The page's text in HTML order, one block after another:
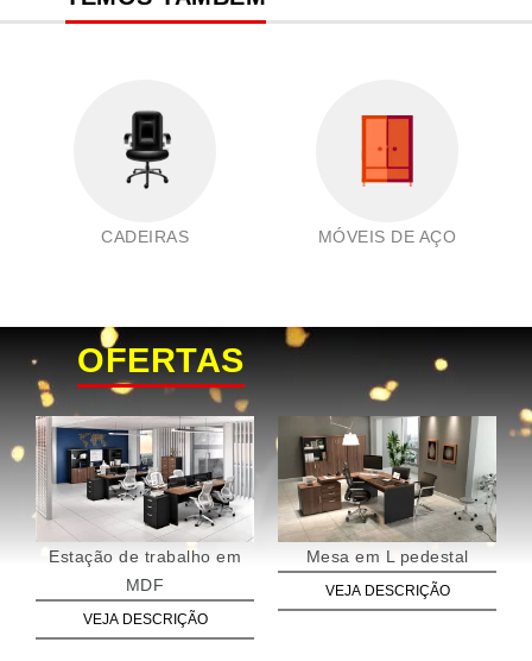
CADEIRAS MÓVEIS DE AÇO
OFERTAS
Estação de trabalho em
MDF
VEJA DESCRIÇÃO
Mesa em L pedestal
VEJA DESCRIÇÃO